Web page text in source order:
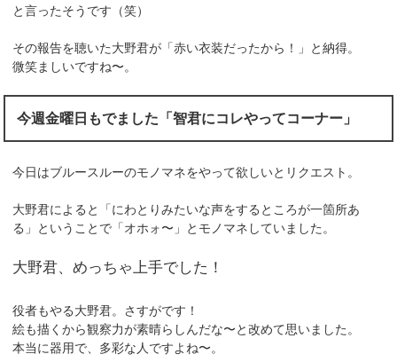
と言ったそうです（笑）
その報告を聴いた大野君が「赤い衣装だったから！」と納得。
微笑ましいですね〜。
今週金曜日もでました「智君にコレやってコーナー」
今日はブルースルーのモノマネをやって欲しいとリクエスト。
大野君によると「にわとりみたいな声をするところが一箇所あ
る」ということで「オホォ〜」とモノマネしていました。
大野君、めっちゃ上手でした！
役者もやる大野君。さすがです！
絵も描くから観察力が素晴らしんだな〜と改めて思いました。
本当に器用で、多彩な人ですよね〜。